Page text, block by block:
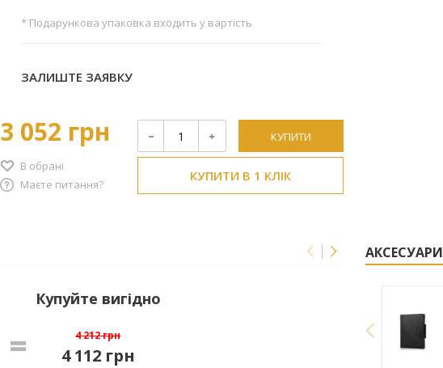
* Подарункова упаковка входить у вартість
ЗАЛИШТЕ ЗАЯВКУ
3 052 грн
КУПИТИ
В обрані
Маєте питання?
КУПИТИ В 1 КЛІК
Купуйте вигідно
4 212 грн
4 112 грн
АКСЕСУАРИ